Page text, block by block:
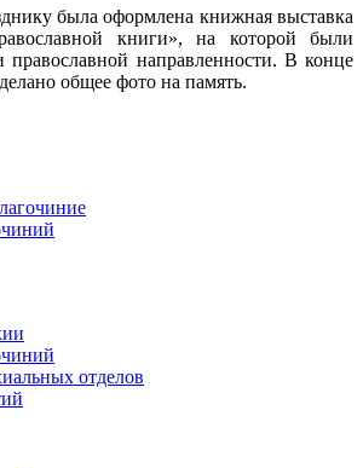
была оформлена книжная выставка
книги», на которой были
православной направленности. В конце
общее фото на память.
отделов